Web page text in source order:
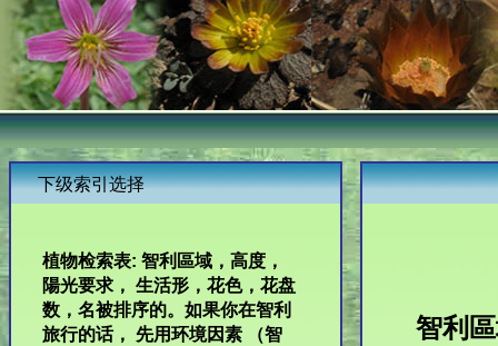
下级索引选择
植物检索表: 智利區域，高度，
陽光要求， 生活形，花色，花盘
数，名被排序的。如果你在智利
旅行的话， 先用环境因素 （智
智利